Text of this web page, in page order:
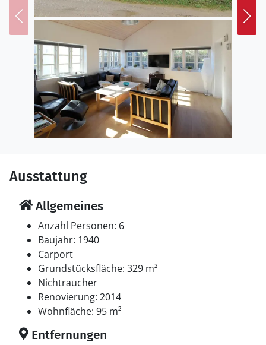
Einrichtung
Das Ferienhaus eignet sich für 6 Personen. Die
Ferienunterkunft hat eine Wohnfläche von 95 m² und
wurde 1940 gebaut. 2014 wurde die Ferienunterkunft
renoviert. Haustiere dürfen nicht mitgebracht werden.
Die Ferienunterkunft ist mit Waschmaschine
ausgestattet. Tiefkühlmöglichkeit mit 90 Liter
Nutzinhalt. Es gibt außerdem einen Kaminofen. Für die
jüngsten Feriengäste ist 1 Kinderhochstuhl vorhanden.
Schlafverhältnisse
Die Schlafplätze verteilen sich auf 3 Schlafräume. 6
Schlafplätze in Doppelbetten.
Multimedien
In der Ferienunterkunft gibt es einen Fernseher. DVD-
Player. Radio. CD-Player. Mindestens 4 dänische
Fernsehsender. 1-3 schwedische Fernsehsender. 1-3
norwegische Fernsehsender. Mindestens 4 deutsche
Fernsehsender. Es steht kabellose Internetverbindung
zur Verfügung.
Whirlpool
Ausstattung
Allgemeines
Anzahl Personen: 6
Baujahr: 1940
Carport
Grundstücksfläche: 329 m²
Nichtraucher
Renovierung: 2014
Wohnfläche: 95 m²
Entfernungen